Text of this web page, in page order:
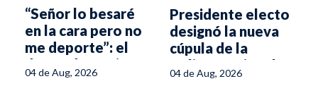
“Señor lo besaré
en la cara pero no
me deporte”: el
drama de un niño
marroquí en la
04 de Aug, 2026
Presidente electo
designó la nueva
cúpula de la
Policía Nacional
04 de Aug, 2026